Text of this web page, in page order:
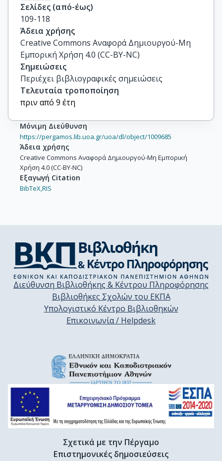
Σελίδες (από-έως)
109-118
Άδεια χρήσης
Creative Commons Αναφορά Δημιουργού-Μη
Εμπορική Χρήση 4.0 (CC-BY-NC)
Σημειώσεις
Περιέχει βιβλιογραφικές σημειώσεις
Τελευταία τροποποίηση
πριν από 9 έτη
Μόνιμη Διεύθυνση
https://pergamos.lib.uoa.gr/uoa/dl/object/1009685
Άδεια χρήσης
Creative Commons Αναφορά Δημιουργού-Μη Εμπορική
Χρήση 4.0 (CC-BY-NC)
Εξαγωγή Citation
BibTeX,RIS
Διεύθυνση Βιβλιοθήκης & Κέντρου Πληροφόρησης
Βιβλιοθήκες Σχολών του ΕΚΠΑ
Υπολογιστικό Κέντρο Βιβλιοθηκών
Επικοινωνία / Helpdesk
Σχετικά με την Πέργαμο
Επιστημονικές δημοσιεύσεις